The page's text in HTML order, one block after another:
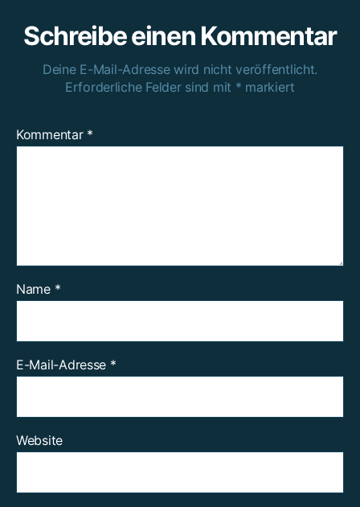
Schreibe einen Kommentar
Deine E-Mail-Adresse wird nicht veröffentlicht.
Erforderliche Felder sind mit * markiert
Kommentar *
Name *
E-Mail-Adresse *
Website